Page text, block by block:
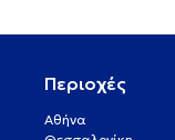
Περιοχές
Αθήνα